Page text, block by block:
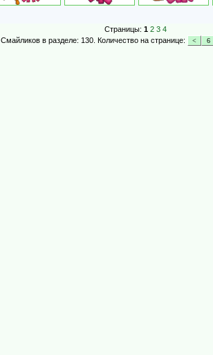
Страницы: 1 2 3 4
Смайликов в разделе: 130. Количество на странице: